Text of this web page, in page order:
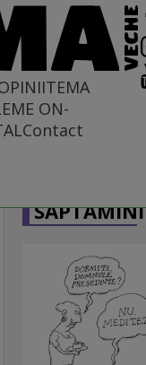
TEMA
ON-
Contact